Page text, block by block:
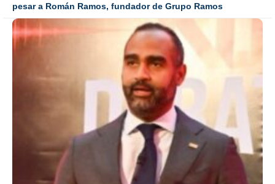
pesar a Román Ramos, fundador de Grupo Ramos